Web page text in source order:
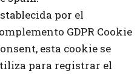
por el
GDPR Cookie
esta cookie se
para registrar el